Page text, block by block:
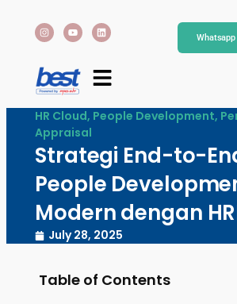
HR Cloud, People Development,
Appraisal
Strategi End-to-
People
Modern dengan
July 28, 2025
Table of Contents